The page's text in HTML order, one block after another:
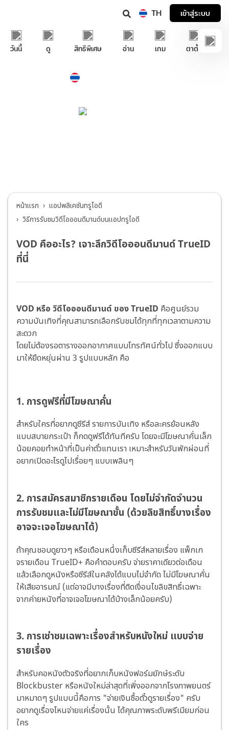
TH เข้าสู่ระบบ
วันนี้ ดู สิทธิพิเศษ อ่าน เกม ตาตั้ง
หน้าแรก
แอปพลิเคชันทรูไอดี
วิธีการรับชมวิดีโอออนดีมานด์บนแอปทรูไอดี
VOD คืออะไร? เจาะลึกวิดีโอออนดีมานด์ TrueID
ที่นี่
VOD หรือ วิดีโอออนดีมานด์ ของ TrueID คือศูนย์รวม
ความบันเทิงที่คุณสามารถเลือกรับชมได้ทุกที่ทุกเวลาตามความ
สะดวก
โดยไม่ต้องรอตารางออกอากาศแบบโทรทัศน์ทั่วไป ซึ่งออกแบบ
มาให้ยืดหยุ่นผ่าน 3 รูปแบบหลัก คือ
1. การดูฟรีที่มีโฆษณาคั่น
สำหรับใครที่อยากดูซีรีส์ รายการบันเทิง หรือละครย้อนหลัง
แบบสบายกระเป๋า ก็กดดูฟรีได้ทันทีครับ โดยจะมีโฆษณาคั่นเล็ก
น้อยคอยทำหน้าที่เป็นค่าตั๋วแทนเรา เหมาะสำหรับวันพักผ่อนที่
อยากเปิดอะไรดูไปเรื่อยๆ แบบเพลินๆ
2. การสมัครสมาชิกรายเดือน โดยไม่จำกัดจำนวน
การรับชมและไม่มีโฆษณาขั้น (ด้วยลิขสิทธิ์บางเรื่อง
อาจจะเจอโฆษณาได้)
ถ้าคุณชอบดูยาวๆ หรือเดือนหนึ่งเก็บซีรีส์หลายเรื่อง แพ็กเก
จรายเดือน TrueID+ คือคำตอบครับ จ่ายราคาเดียวต่อเดือน
แล้วเลือกดูหนังหรือซีรีส์ในคลังได้แบบไม่จำกัด ไม่มีโฆษณาคั่น
ให้เสียอารมณ์ (แต่อาจมีบางเรื่องที่ติดเงื่อนไขลิขสิทธิ์เฉพาะ
จากค่ายหนังที่อาจเจอโฆษณาได้บ้างเล็กน้อยครับ)
3. การเช่าชมเฉพาะเรื่องสำหรับหนังใหม่ แบบจ่าย
รายเรื่อง
สำหรับคอหนังตัวจริงที่อยากเก็บหนังฟอร์มยักษ์ระดับ
Blockbuster หรือหนังใหม่ล่าสุดที่เพิ่งออกจากโรงภาพยนตร์
มาหมาดๆ รูปแบบนี้คือการ "จ่ายเงินซื้อตั๋วดูรายเรื่อง" ครับ
อยากดูเรื่องไหนจ่ายแค่เรื่องนั้น ได้คุณภาพระดับพรีเมียมก่อน
ใคร